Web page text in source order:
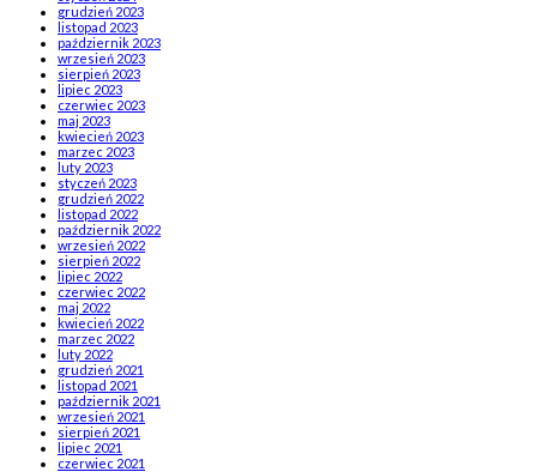
grudzień 2023
listopad 2023
październik 2023
wrzesień 2023
sierpień 2023
lipiec 2023
czerwiec 2023
maj 2023
kwiecień 2023
marzec 2023
luty 2023
styczeń 2023
grudzień 2022
listopad 2022
październik 2022
wrzesień 2022
sierpień 2022
lipiec 2022
czerwiec 2022
maj 2022
kwiecień 2022
marzec 2022
luty 2022
grudzień 2021
listopad 2021
październik 2021
wrzesień 2021
sierpień 2021
lipiec 2021
czerwiec 2021